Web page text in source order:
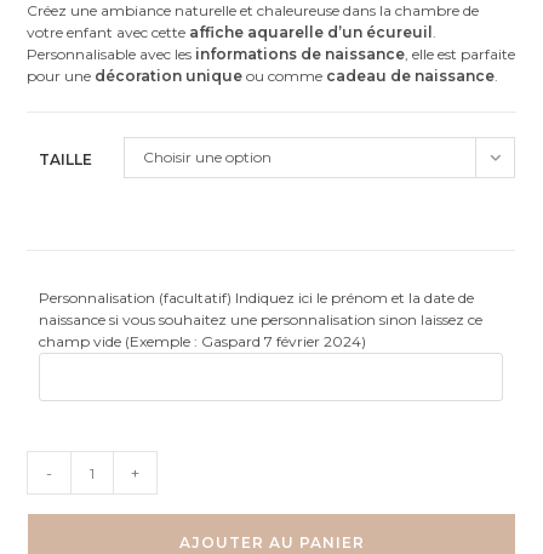
notation
Créez une ambiance naturelle et chaleureuse dans la chambre de
votre enfant avec cette affiche aquarelle d’un écureuil.
Personnalisable avec les informations de naissance, elle est parfaite
pour une décoration unique ou comme cadeau de naissance.
TAILLE Choisir une option
Personnalisation (facultatif) Indiquez ici le prénom et la date de
naissance si vous souhaitez une personnalisation sinon laissez ce
champ vide (Exemple : Gaspard 7 février 2024)
Forêt
- +
AJOUTER AU PANIER